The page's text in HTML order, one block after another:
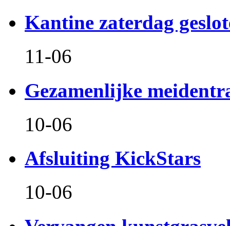
Kantine zaterdag
11-06
Gezamenlijke
10-06
Afsluiting KickStars
10-06